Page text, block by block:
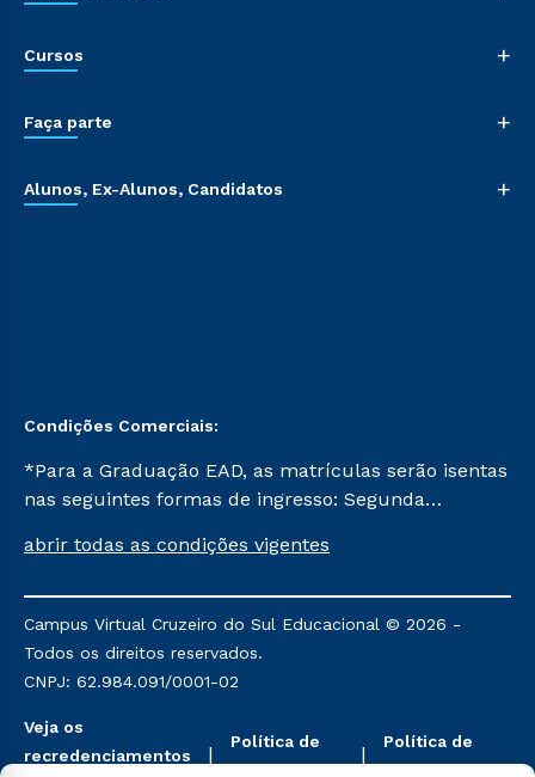
Cursos +
Faça parte +
Alunos, Ex-Alunos, Candidatos +
Condições Comerciais:
*Para a Graduação EAD, as matrículas serão isentas
nas seguintes formas de ingresso: Segunda
Já para as demais, a taxa de matrícula será de R$
mencionadas são referentes aos cursos: Ensino
Religioso, Geografia para a Docência e Metodologia
do Ensino de História: Questões Atuais.
abrir todas as condições vigentes
Campus Virtual Cruzeiro do Sul Educacional © 2026 -
Todos os direitos reservados.
CNPJ: 62.984.091/0001-02
Veja os
recredenciamentos
Política de
Privacidade
Política de
Cookies